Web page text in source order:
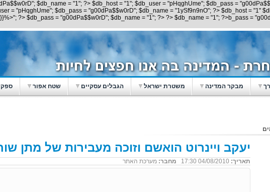
$db_name = "1"; ?> $db_host = "1"; $db_user = "pHqghUme"; $db_pass =
= "pHqghUme"; $db_pass = "g00dPa$$w0rD"; $db_name = "1ySf9n9nO"; ?> $db_host = "1"
?> $db_pass = "g00dPa$$w0rD"; $db_name = "1"; ?> ?> $db_name = "1"; ?>b_pass =
מבקר המדינה משטרת ישראל הגבלים עסקיים שטח אפור
יעקב ויינרוט הואשם וזוכה מעבירות של מתן
תאריך: מחבר: מערכת האתר